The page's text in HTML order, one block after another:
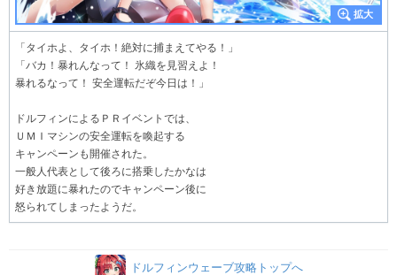
「タイホよ、タイホ！絶対に捕まえてやる！」
「バカ！暴れんなって！ 氷織を見習えよ！
暴れるなって！ 安全運転だぞ今日は！」
ドルフィンによるＰＲイベントでは、
ＵＭＩマシンの安全運転を喚起する
キャンペーンも開催された。
一般人代表として後ろに搭乗したかなは
好き放題に暴れたのでキャンペーン後に
怒られてしまったようだ。
ドルフィンウェーブ攻略トップへ